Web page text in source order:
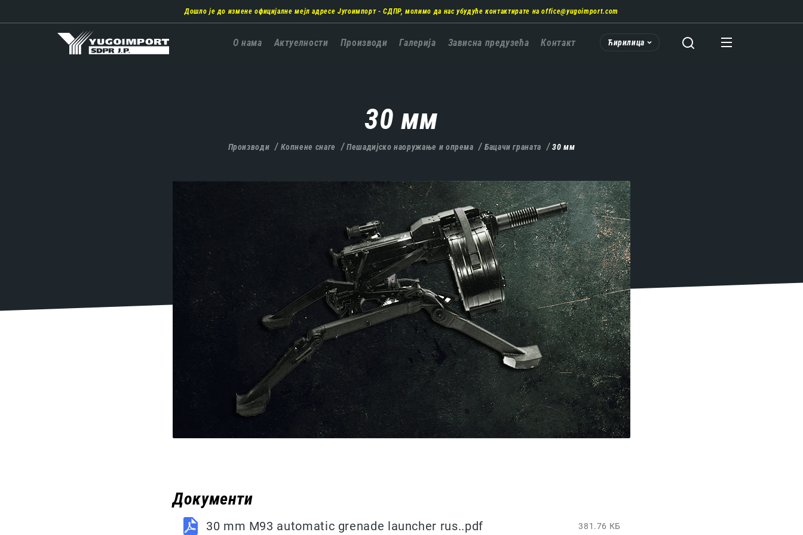
Дошло је до измене официјалне мејл адресе Југоимпорт - СДПР, молимо да нас убудуће контактирате наoffice@yugoimport.com
Главна
О нама Актуелности Производи Галерија Зависна предузећа Контакт Ћирилица
30 мм
Производи Копнене снаге Пешадијско наоружање и опрема Бацачи граната 30 мм
Документи
30 mm M93 automatic grenade launcher rus..pdf 381.76 КБ